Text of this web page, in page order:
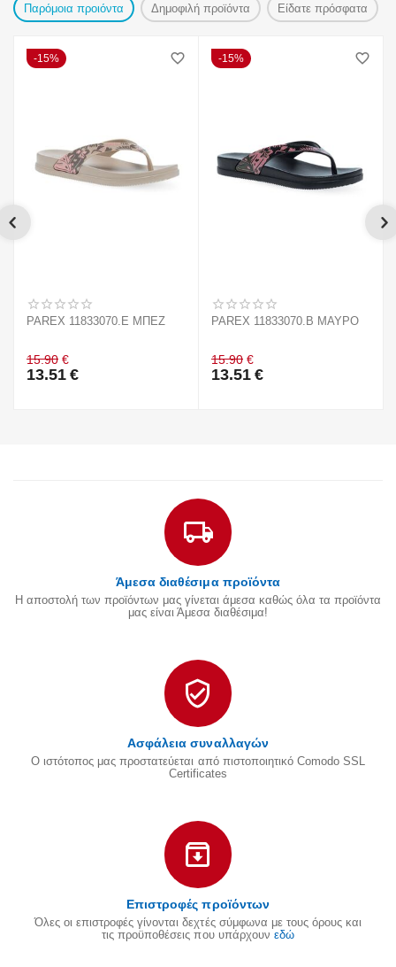
Παρόμοια προιόντα Δημοφιλή προϊόντα Είδατε πρόσφατα
15%
PAREX 11833070.E ΜΠΕΖ
15.90 €
13.51 €
15%
PAREX 11833070.B ΜΑΥΡΟ
15.90 €
13.51 €
Άμεσα διαθέσιμα προϊόντα
Η αποστολή των προϊόντων μας γίνεται άμεσα καθώς όλα τα προϊόντα
μας είναι Άμεσα διαθέσιμα!
Ασφάλεια συναλλαγών
Ο ιστότοπος μας προστατεύεται από πιστοποιητικό Comodo SSL
Certificates
Επιστροφές προϊόντων
Όλες οι επιστροφές γίνονται δεχτές σύμφωνα με τους όρους και
τις προϋποθέσεις που υπάρχουν εδώ